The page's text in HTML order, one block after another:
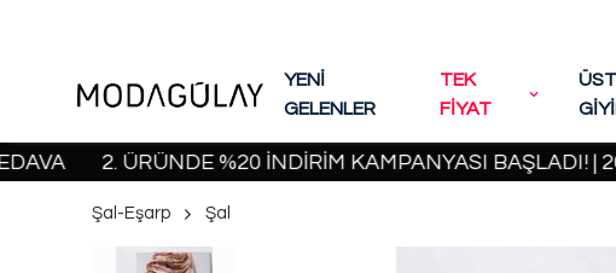
YENİ
GELENLER
TEK
FİYAT
ÜST
2. ÜRÜNDE %20 İNDİRİM KAMPANYASI BAŞLADI! | 2000 TL
Şal-Eşarp Şal